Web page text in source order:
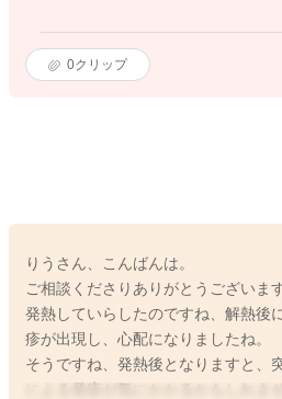
0クリップ
りうさん、こんばんは。
ご相談くださりありがとうございます
発熱していらしたのですね、解熱後
疹が出現し、心配になりましたね。
そうですね、発熱後となりますと、
による発疹が気にかかるかもしれま